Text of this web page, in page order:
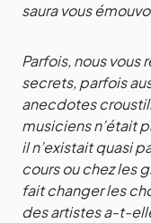
saura vous
Parfois, nous
secrets, parfois
anecdotes
musiciens n’était
il n’existait quasi
cours ou chez les
fait changer les
des artistes a-t-